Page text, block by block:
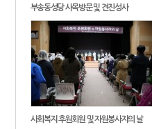
부송동성당 사목방문 및 견진성사
사회복지 후원회원 및 자원봉사자의 날